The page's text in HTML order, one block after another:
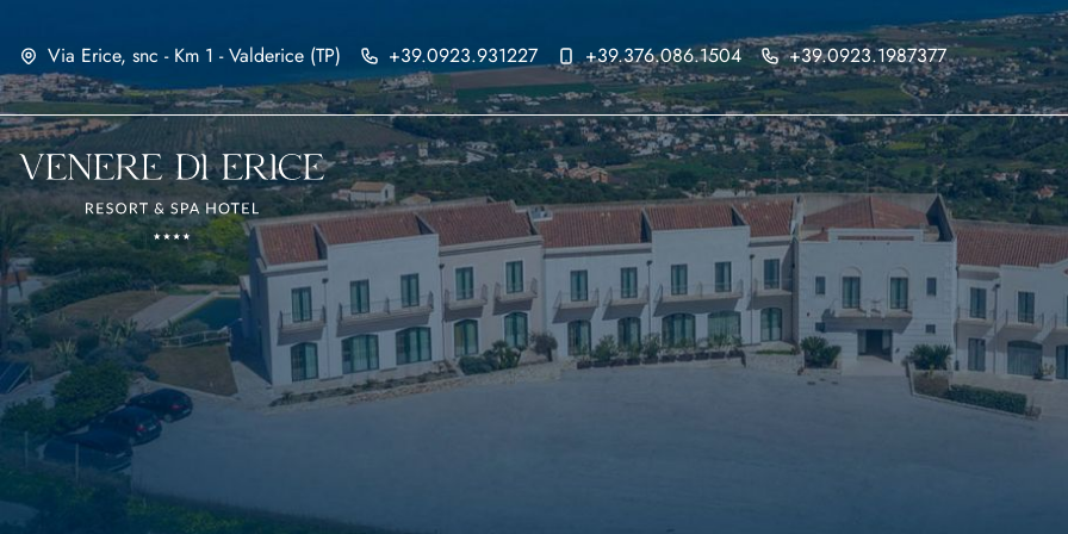
Via Erice, snc - Km 1 - Valderice (TP) +39.0923.931227 +39.376.086.1504 +39.0923.1987377